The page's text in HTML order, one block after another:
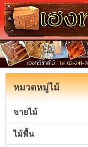
หมวดหมู่ไม้
ขายไม้
ไม้พื้น